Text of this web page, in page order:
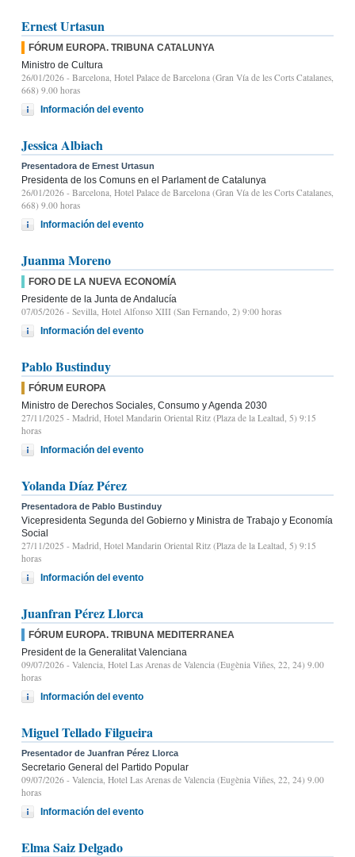
Ernest Urtasun
FÓRUM EUROPA. TRIBUNA CATALUNYA
Ministro de Cultura
26/01/2026 - Barcelona, Hotel Palace de Barcelona (Gran Vía de les Corts Catalanes,
668) 9.00 horas
Información del evento
Jessica Albiach
Presentadora de Ernest Urtasun
Presidenta de los Comuns en el Parlament de Catalunya
26/01/2026 - Barcelona, Hotel Palace de Barcelona (Gran Vía de les Corts Catalanes,
668) 9.00 horas
Información del evento
Juanma Moreno
FORO DE LA NUEVA ECONOMÍA
Presidente de la Junta de Andalucía
07/05/2026 - Sevilla, Hotel Alfonso XIII (San Fernando, 2) 9:00 horas
Información del evento
Pablo Bustinduy
FÓRUM EUROPA
Ministro de Derechos Sociales, Consumo y Agenda 2030
27/11/2025 - Madrid, Hotel Mandarin Oriental Ritz (Plaza de la Lealtad, 5) 9:15
horas
Información del evento
Yolanda Díaz Pérez
Presentadora de Pablo Bustinduy
Vicepresidenta Segunda del Gobierno y Ministra de Trabajo y Economía
Social
27/11/2025 - Madrid, Hotel Mandarin Oriental Ritz (Plaza de la Lealtad, 5) 9:15
horas
Información del evento
Juanfran Pérez Llorca
FÓRUM EUROPA. TRIBUNA MEDITERRANEA
President de la Generalitat Valenciana
09/07/2026 - Valencia, Hotel Las Arenas de Valencia (Eugènia Viñes, 22, 24) 9.00
horas
Información del evento
Miguel Tellado Filgueira
Presentador de Juanfran Pérez Llorca
Secretario General del Partido Popular
09/07/2026 - Valencia, Hotel Las Arenas de Valencia (Eugènia Viñes, 22, 24) 9.00
horas
Información del evento
Elma Saiz Delgado